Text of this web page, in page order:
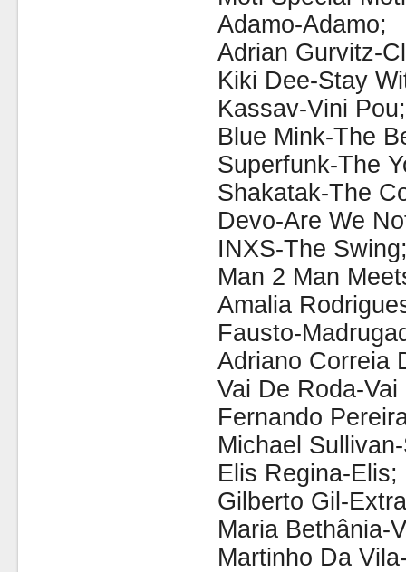
Adamo-Adamo;
Adrian Gurvitz-
Kiki Dee-Stay
Kassav-Vini Pou;
Blue Mink-The
Superfunk-The
Shakatak-The
Devo-Are We
INXS-The
Man 2 Man
Amalia
Fausto-
Adriano Correia
Vai De Roda-
Fernando
Michael
Elis Regina-Elis;
Gilberto Gil-
Maria Bethânia-
Martinho Da